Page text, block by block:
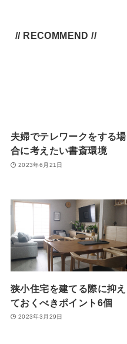
// RECOMMEND //
夫婦でテレワークをする場
合に考えたい書斎環境
2023年6月21日
狭小住宅を建てる際に抑え
ておくべきポイント6個
2023年3月29日